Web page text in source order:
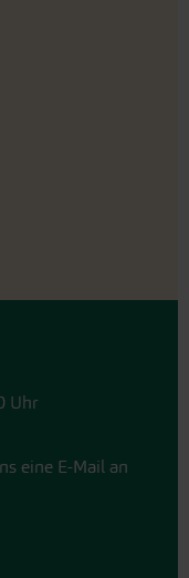
Uhr
eine E-Mail an